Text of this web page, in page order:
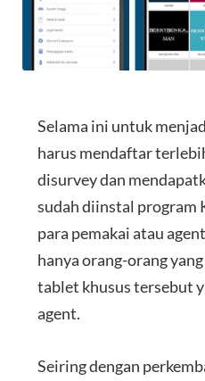
Selama ini untuk
harus mendaftar
disurvey dan
sudah diinstal program
para pemakai atau
hanya orang-orang
tablet khusus tersebut
agent.
Seiring dengan